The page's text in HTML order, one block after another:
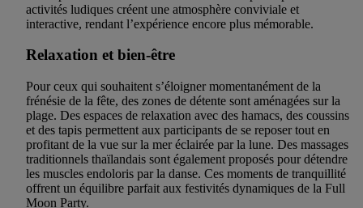
activités ludiques créent une atmosphère conviviale et
interactive, rendant l’expérience encore plus mémorable.
Relaxation et bien-être
Pour ceux qui souhaitent s’éloigner momentanément de la
frénésie de la fête, des zones de détente sont aménagées sur la
plage. Des espaces de relaxation avec des hamacs, des coussins
et des tapis permettent aux participants de se reposer tout en
profitant de la vue sur la mer éclairée par la lune. Des massages
traditionnels thaïlandais sont également proposés pour détendre
les muscles endoloris par la danse. Ces moments de tranquillité
offrent un équilibre parfait aux festivités dynamiques de la Full
Moon Party.